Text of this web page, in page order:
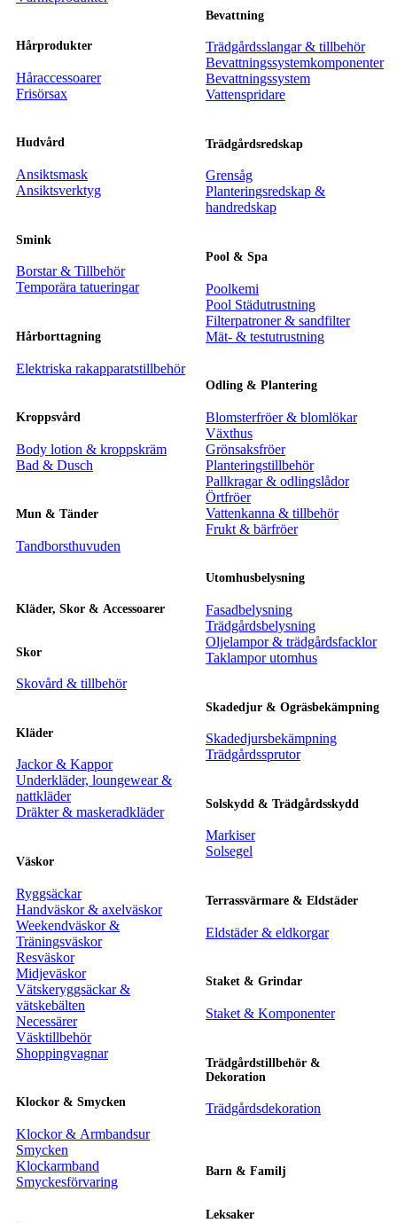
Hårprodukter
Håraccessoarer
Frisörsax
Hudvård
Ansiktsmask
Ansiktsverktyg
Smink
Borstar & Tillbehör
Temporära tatueringar
Hårborttagning
Elektriska rakapparatstillbehör
Kroppsvård
Body lotion & kroppskräm
Bad & Dusch
Mun & Tänder
Tandborsthuvuden
Kläder, Skor & Accessoarer
Skor
Skovård & tillbehör
Kläder
Jackor & Kappor
Underkläder, loungewear &
nattkläder
Dräkter & maskeradkläder
Väskor
Ryggsäckar
Handväskor & axelväskor
Weekendväskor &
Träningsväskor
Resväskor
Midjeväskor
Vätskeryggsäckar &
vätskebälten
Necessärer
Väsktillbehör
Shoppingvagnar
Klockor & Smycken
Klockor & Armbandsur
Smycken
Klockarmband
Smyckesförvaring
Bevattning
Trädgårdsslangar & tillbehör
Bevattningssystemkomponenter
Bevattningssystem
Vattenspridare
Trädgårdsredskap
Grensåg
Planteringsredskap &
handredskap
Pool & Spa
Poolkemi
Pool Städutrustning
Filterpatroner & sandfilter
Mät- & testutrustning
Odling & Plantering
Blomsterfröer & blomlökar
Växthus
Grönsaksfröer
Planteringstillbehör
Pallkragar & odlingslådor
Örtfröer
Vattenkanna & tillbehör
Frukt & bärfröer
Utomhusbelysning
Fasadbelysning
Trädgårdsbelysning
Oljelampor & trädgårdsfacklor
Taklampor utomhus
Skadedjur & Ogräsbekämpning
Skadedjursbekämpning
Trädgårdssprutor
Solskydd & Trädgårdsskydd
Markiser
Solsegel
Terrassvärmare & Eldstäder
Eldstäder & eldkorgar
Staket & Grindar
Staket & Komponenter
Trädgårdstillbehör &
Dekoration
Trädgårdsdekoration
Barn & Familj
Leksaker